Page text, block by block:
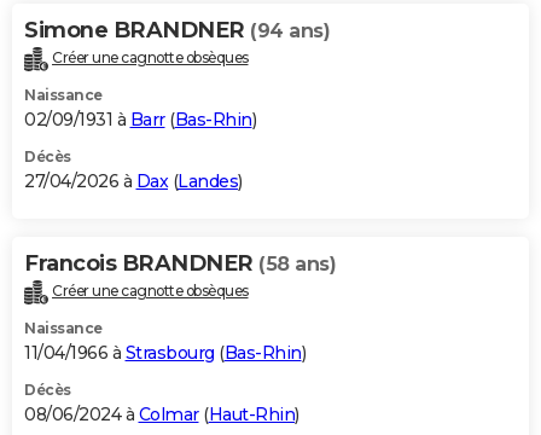
Alimentation
Guide de la santé
Maladies
Médicaments
Sommeil
VOYAGE
Destinations
City break
Voyage nature
Voyage de noces
Forum
Climat
+PHOTO
GUIDES D'ACHAT
BONS PLANS
Carte de Noël
Carte Bonne année
Carte Saint-Valentin
Carte Pâques
Carte d'anniversaire
DICTIONNAIRE
Dictionnaire
Biographies
Citations
Expressions
Proverbes
PROGRAMME TV
S'inscrire
Se connecter
Lycées
Collèges
Primaires
Universités
Entreprises
Service militaire
Avis de recherche
AVIS DE DÉCÈS
Simone BRANDNER (94 ans)
Créer une cagnotte obsèques
Naissance
02/09/1931 à Barr(Bas-Rhin)
Décès
27/04/2026 à Dax(Landes)
Francois BRANDNER (58 ans)
Créer une cagnotte obsèques
Naissance
11/04/1966 à Strasbourg (Bas-Rhin)
Décès
08/06/2024 à Colmar(Haut-Rhin)